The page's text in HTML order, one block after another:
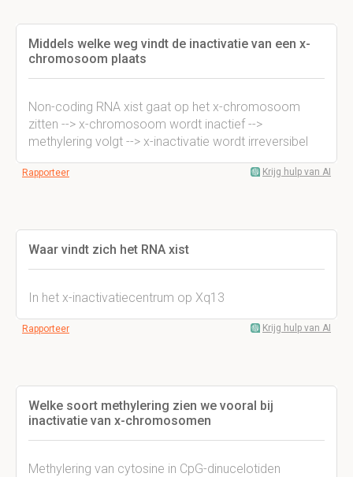
Middels welke weg vindt de inactivatie van een x-
chromosoom plaats
Non-coding RNA xist gaat op het x-chromosoom
zitten --> x-chromosoom wordt inactief -->
methylering volgt --> x-inactivatie wordt irreversibel
Rapporteer Krijg hulp van AI
Waar vindt zich het RNA xist
In het x-inactivatiecentrum op Xq13
Rapporteer Krijg hulp van AI
Welke soort methylering zien we vooral bij
inactivatie van x-chromosomen
Methylering van cytosine in CpG-dinucelotiden